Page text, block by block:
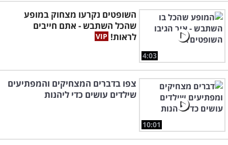
4:03
השופטים נקרעו מצחוק במופע
שהכל השתבש - אתם חייבים
לראות!
10:01
צפו בדברים המצחיקים והמפתיעים
שילדים עושים כדי ליהנות